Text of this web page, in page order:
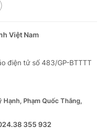
Việt Nam
điện tử số 483/GP-BTTTT
Hạnh, Phạm Quốc Thắng,
355 932